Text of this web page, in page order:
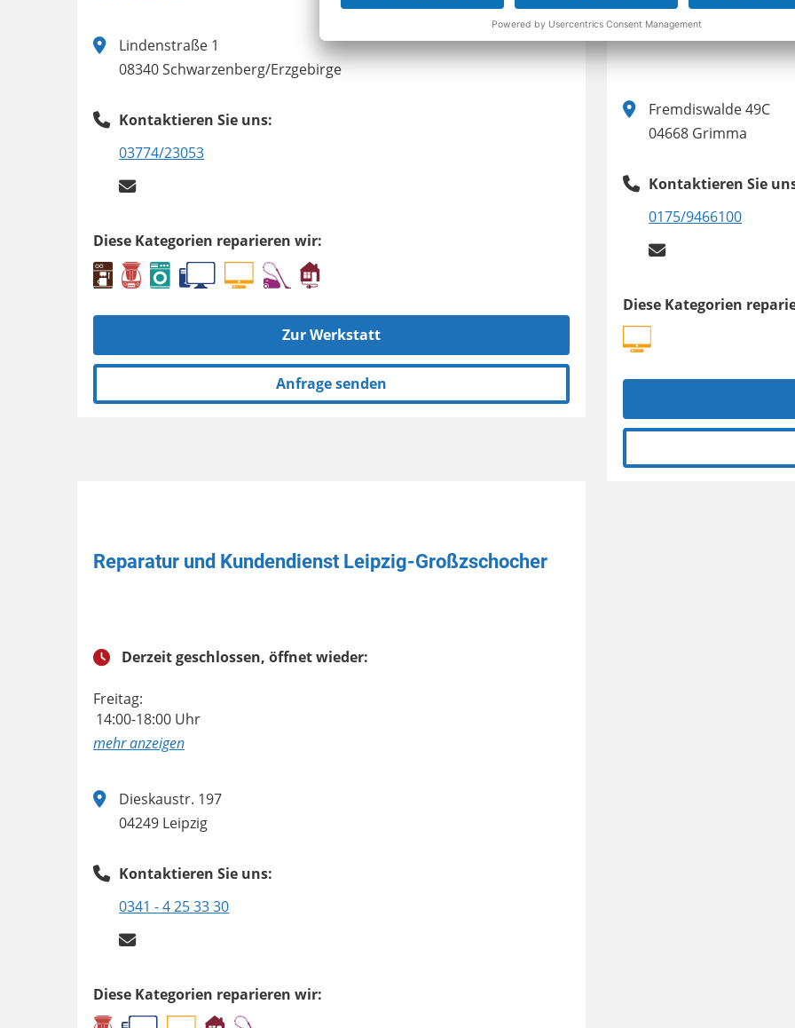
Lindenstraße 1
08340 Schwarzenberg/Erzgebirge
Kontaktieren Sie uns:
03774/23053
Diese Kategorien reparieren wir:
Zur Werkstatt
Anfrage senden
Fremdiswalde 49C
04668 Grimma
Kontaktieren Sie
0175/9466100
Diese Kategorien
Reparatur und Kundendienst Leipzig-Großzschocher
Derzeit geschlossen, öffnet wieder:
Freitag:
14:00-18:00 Uhr
anzeigen
Dieskaustr. 197
04249 Leipzig
Kontaktieren Sie uns:
0341 - 4 25 33 30
Diese Kategorien reparieren wir: